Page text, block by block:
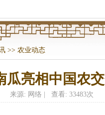
>> 农业动态
瓜亮相中国农
来源: 网络 | 查看: 33483次